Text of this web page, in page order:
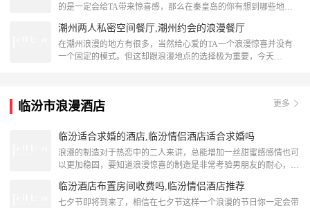
来面对每一位顾客。菜品可荤可素，合理调配，平衡膳食，工艺精
的是一定会给TA带来惊喜感，那么在秦皇岛的你有想到哪些地方
皇岛情侣约会情调餐厅的相关内容吧！秦皇岛南屏街最浪漫餐厅又
见面(民族路店)清新又小资的面馆，从装修到环境，都是干净又新
潮。肥肠面非常诱人，虽然外表看起来很简单，吃起来让人欲罢不
潮州两人私密空间餐厅,潮州约会的浪漫餐厅
在潮州浪漫的地方有很多，当然给心爱的TA一个浪漫惊喜并没有
一个固定的模式。但这却跟浪漫地点的选择极为重要，今天
特色菜。 ·店内环境超级好，空间非常大，装修的富丽堂皇，而且
临汾市浪漫酒店 更多
临汾适合求婚的酒店,临汾情侣酒店适合求婚吗
浪漫的制造对于热恋中的二人来讲，总能增加一丝甜蜜感感情也可
以更加稳固，要知道浪漫惊喜的制造是非常考验男朋友的耐心，在
TellLove临汾浪漫策划一起来看看关于临汾适合求婚的酒店的内容
推荐吧！临汾情侣酒店适合求婚吗洪洞锦泰商务酒店洪洞锦泰商务
临汾酒店布置房间收费吗,临汾情侣酒店推荐
七夕节即将到来了，相信在七夕节这样一个浪漫的节日你一定会带